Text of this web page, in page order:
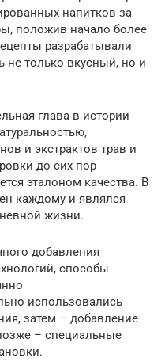
напитков за
положив начало более
разрабатывали
не только вкусный, но и
глава в истории
и экстрактов трав и
до сих пор
эталоном качества. В
каждому и являлся
жизни.
добавления
способы
использовались
затем – добавление
– специальные